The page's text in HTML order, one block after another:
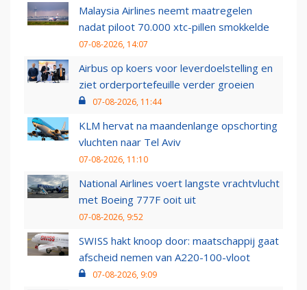
Malaysia Airlines neemt maatregelen
nadat piloot 70.000 xtc-pillen smokkelde
07-08-2026, 14:07
Airbus op koers voor leverdoelstelling en
ziet orderportefeuille verder groeien
07-08-2026, 11:44
KLM hervat na maandenlange opschorting
vluchten naar Tel Aviv
07-08-2026, 11:10
National Airlines voert langste vrachtvlucht
met Boeing 777F ooit uit
07-08-2026, 9:52
SWISS hakt knoop door: maatschappij gaat
afscheid nemen van A220-100-vloot
07-08-2026, 9:09